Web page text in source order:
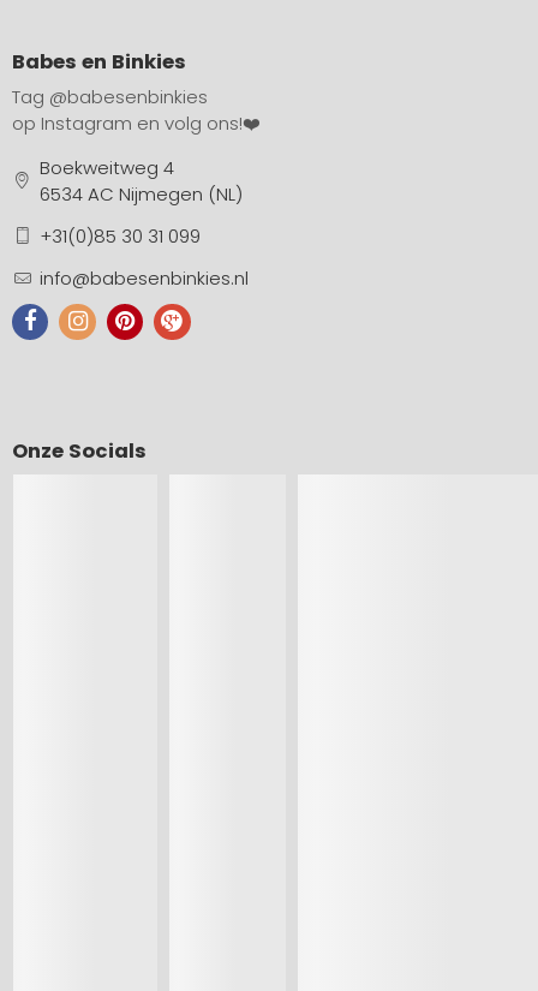
Babes en Binkies
Tag @babesenbinkies
op Instagram en volg ons!❤️
Boekweitweg 4
6534 AC Nijmegen (NL)
+31(0)85 30 31 099
info@babesenbinkies.nl
Onze Socials